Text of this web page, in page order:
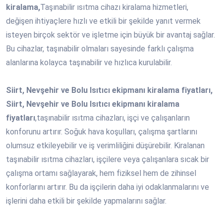
kiralama,Taşınabilir ısıtma cihazı kiralama hizmetleri,
değişen ihtiyaçlere hızlı ve etkili bir şekilde yanıt vermek
isteyen birçok sektör ve işletme için büyük bir avantaj sağlar.
Bu cihazlar, taşınabilir olmaları sayesinde farklı çalışma
alanlarına kolayca taşınabilir ve hızlıca kurulabilir.
Siirt, Nevşehir ve Bolu Isıtıcı ekipmanı kiralama fiyatları,
Siirt, Nevşehir ve Bolu Isıtıcı ekipmanı kiralama
fiyatları,taşınabilir ısıtma cihazları, işçi ve çalışanların
konforunu artırır. Soğuk hava koşulları, çalışma şartlarını
olumsuz etkileyebilir ve iş verimliliğini düşürebilir. Kiralanan
taşınabilir ısıtma cihazları, işçilere veya çalışanlara sıcak bir
çalışma ortamı sağlayarak, hem fiziksel hem de zihinsel
konforlarını artırır. Bu da işçilerin daha iyi odaklanmalarını ve
işlerini daha etkili bir şekilde yapmalarını sağlar.